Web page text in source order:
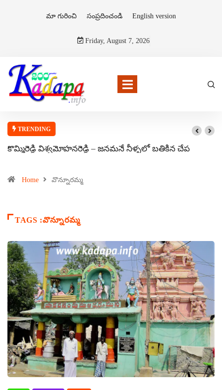
మా గురించి సంప్రదించండి English version
Friday, August 7, 2026
TRENDING
కొమ్మిరెడ్డి విశ్వమోహనరెడ్డి – జనమనే నీళ్ళలో బతికిన చేప
Home వొన్నూరమ్మ
TAGS :వొన్నూరమ్మ